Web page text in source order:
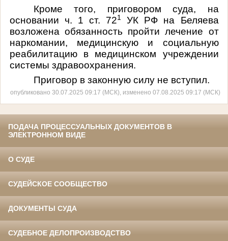
Кроме того, приговором суда, на
основании ч. 1 ст. 721
УК РФ на Беляева
возложена обязанность пройти лечение от
наркомании, медицинскую и социальную
реабилитацию в медицинском учреждении
системы здравоохранения.
Приговор в законную силу не вступил.
опубликовано 30.07.2025 09:17 (МСК), изменено 07.08.2025 09:17 (МСК)
ПОДАЧА ПРОЦЕССУАЛЬНЫХ ДОКУМЕНТОВ В
ЭЛЕКТРОННОМ ВИДЕ
О СУДЕ
СУДЕЙСКОЕ СООБЩЕСТВО
ДОКУМЕНТЫ СУДА
СУДЕБНОЕ ДЕЛОПРОИЗВОДСТВО